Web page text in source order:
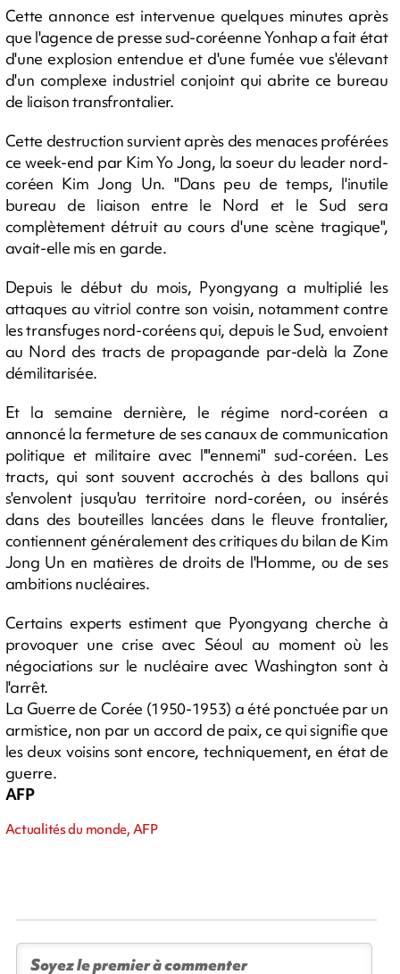
Cette annonce est intervenue quelques minutes après
que l'agence de presse sud-coréenne Yonhap a fait état
d'une explosion entendue et d'une fumée vue s'élevant
d'un complexe industriel conjoint qui abrite ce bureau
de liaison transfrontalier.
Cette destruction survient après des menaces proférées
ce week-end par Kim Yo Jong, la soeur du leader nord-
coréen Kim Jong Un. "Dans peu de temps, l'inutile
bureau de liaison entre le Nord et le Sud sera
complètement détruit au cours d'une scène tragique",
avait-elle mis en garde.
Depuis le début du mois, Pyongyang a multiplié les
attaques au vitriol contre son voisin, notamment contre
les transfuges nord-coréens qui, depuis le Sud, envoient
au Nord des tracts de propagande par-delà la Zone
démilitarisée.
Et la semaine dernière, le régime nord-coréen a
annoncé la fermeture de ses canaux de communication
politique et militaire avec l'"ennemi" sud-coréen. Les
tracts, qui sont souvent accrochés à des ballons qui
s'envolent jusqu'au territoire nord-coréen, ou insérés
dans des bouteilles lancées dans le fleuve frontalier,
contiennent généralement des critiques du bilan de Kim
Jong Un en matières de droits de l'Homme, ou de ses
ambitions nucléaires.
Certains experts estiment que Pyongyang cherche à
provoquer une crise avec Séoul au moment où les
négociations sur le nucléaire avec Washington sont à
l'arrêt.
La Guerre de Corée (1950-1953) a été ponctuée par un
armistice, non par un accord de paix, ce qui signifie que
les deux voisins sont encore, techniquement, en état de
guerre.
AFP
Actualités du monde, AFP